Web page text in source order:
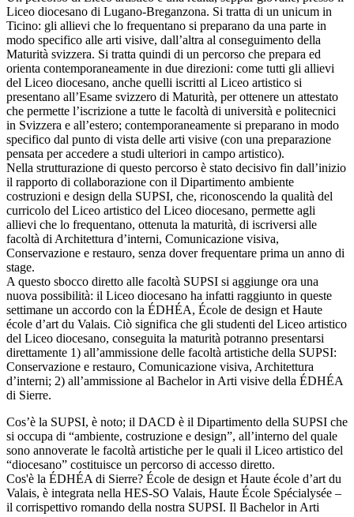
Liceo diocesano di Lugano-Breganzona. Si tratta di un unicum in
Ticino: gli allievi che lo frequentano si preparano da una parte in
modo specifico alle arti visive, dall’altra al conseguimento della
Maturità svizzera. Si tratta quindi di un percorso che prepara ed
orienta contemporaneamente in due direzioni: come tutti gli allievi
del Liceo diocesano, anche quelli iscritti al Liceo artistico si
presentano all’Esame svizzero di Maturità, per ottenere un attestato
che permette l’iscrizione a tutte le facoltà di università e politecnici
in Svizzera e all’estero; contemporaneamente si preparano in modo
specifico dal punto di vista delle arti visive (con una preparazione
pensata per accedere a studi ulteriori in campo artistico).
Nella strutturazione di questo percorso è stato decisivo fin dall’inizio
il rapporto di collaborazione con il Dipartimento ambiente
costruzioni e design della SUPSI, che, riconoscendo la qualità del
curricolo del Liceo artistico del Liceo diocesano, permette agli
allievi che lo frequentano, ottenuta la maturità, di iscriversi alle
facoltà di Architettura d’interni, Comunicazione visiva,
Conservazione e restauro, senza dover frequentare prima un anno di
stage.
A questo sbocco diretto alle facoltà SUPSI si aggiunge ora una
nuova possibilità: il Liceo diocesano ha infatti raggiunto in queste
settimane un accordo con la ÉDHÉA, École de design et Haute
école d’art du Valais. Ciò significa che gli studenti del Liceo artistico
del Liceo diocesano, conseguita la maturità potranno presentarsi
direttamente 1) all’ammissione delle facoltà artistiche della SUPSI:
Conservazione e restauro, Comunicazione visiva, Architettura
d’interni; 2) all’ammissione al Bachelor in Arti visive della ÉDHÉA
di Sierre.
Cos’è la SUPSI, è noto; il DACD è il Dipartimento della SUPSI che
si occupa di “ambiente, costruzione e design”, all’interno del quale
sono annoverate le facoltà artistiche per le quali il Liceo artistico del
“diocesano” costituisce un percorso di accesso diretto.
Cos'è la ÉDHÉA di Sierre? École de design et Haute école d’art du
Valais, è integrata nella HES-SO Valais, Haute École Spécialysée –
il corrispettivo romando della nostra SUPSI. Il Bachelor in Arti